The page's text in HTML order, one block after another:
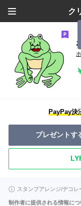
ク
PayPay決
プレゼントす
スタンプアレンジ/デコ
制作者に提供される情報につ